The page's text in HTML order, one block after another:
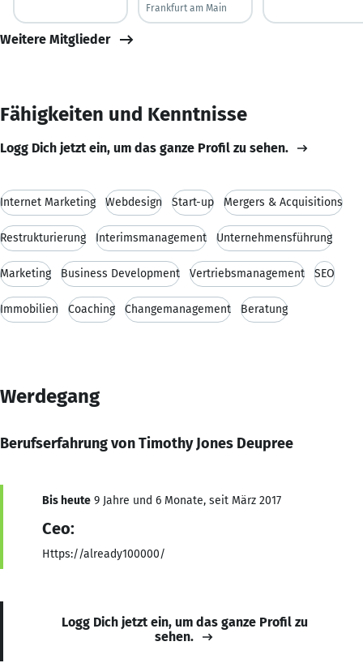
Frankfurt am Main
Weitere Mitglieder
Fähigkeiten und Kenntnisse
Logg Dich jetzt ein, um das ganze Profil zu sehen.
Internet Marketing Webdesign Start-up Mergers & Acquisitions
Restrukturierung Interimsmanagement Unternehmensführung
Marketing Business Development Vertriebsmanagement SEO
Immobilien Coaching Changemanagement Beratung
Werdegang
Berufserfahrung von Timothy Jones Deupree
Bis heute 9 Jahre und 6 Monate, seit März 2017
Ceo:
Https://already100000/
Logg Dich jetzt ein, um das ganze Profil zu
sehen.